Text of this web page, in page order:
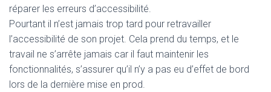
réparer les erreurs d’accessibilité.
Pourtant il n’est jamais trop tard pour retravailler
l’accessibilité de son projet. Cela prend du temps, et le
travail ne s’arrête jamais car il faut maintenir les
fonctionnalités, s’assurer qu’il n’y a pas eu d’effet de bord
lors de la dernière mise en prod.